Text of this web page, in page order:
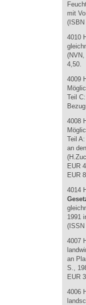
mit
(ISBN
4010
(NVN,
4,50.
4009
Teil
4008
Teil
an
EUR
EUR
4014
1991
(ISSN
4007
an
S.,
EUR
4006